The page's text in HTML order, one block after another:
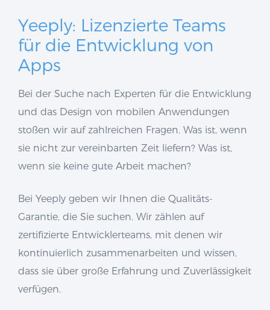
Yeeply: Lizenzierte Teams
für die Entwicklung von
Apps
Bei der Suche nach Experten für die Entwicklung
und das Design von mobilen Anwendungen
stoßen wir auf zahlreichen Fragen. Was ist, wenn
sie nicht zur vereinbarten Zeit liefern? Was ist,
wenn sie keine gute Arbeit machen?
Bei Yeeply geben wir Ihnen die Qualitäts-
Garantie, die Sie suchen. Wir zählen auf
zertifizierte Entwicklerteams, mit denen wir
kontinuierlich zusammenarbeiten und wissen,
dass sie über große Erfahrung und Zuverlässigkeit
verfügen.